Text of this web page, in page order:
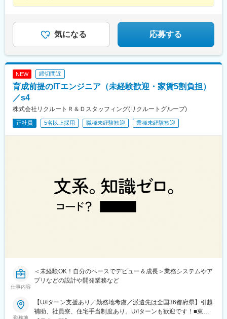
就業条件明示書で明示します）※自動車通勤OK（エリア・配属先
によって変動）
駅、武蔵浦和駅、浜町駅、浜松町駅、恵比寿駅、姫路駅、備前西
(東京都)、八丁堀駅(広島県)、白山駅(新潟県)、柏駅、博多駅、南
行徳駅、播磨町駅、日野駅(滋賀県)、日本大通り駅、日本橋駅(東
駅、東海通駅、島氏永駅、土橋駅(愛知県)、土浦駅、田町駅(東京
都)、田崎橋駅、天満橋駅、天満駅、天神橋筋六丁目駅、天神駅、
鶴見駅、鶴間駅、通町筋駅、追浜駅、長堀橋駅、長田駅(大阪府)、
下鉄)、中洲川端駅、中筋駅、竹田駅(京都府)、竹橋駅、池袋駅、
都)、大師橋駅、大崎駅、大阪ビジネスパーク駅、大阪駅、大濠公
青山一丁目駅、西明石駅、西梅田駅、西二見駅、西鉄福岡駅、西
中島南方駅、西大宮駅、西新町駅、西新宿駅、西小倉駅、西宮
駅、西浦和駅、桑園駅、バスセンター前駅、すすきの駅、生麦
駅、星川駅、成田駅、水道町駅、水天宮前駅、陣原駅、人形町
町駅(東京都)、勝どき駅、女学院前駅、初台駅、初石駅、秋葉原
駅、芝公園駅、汐留駅、市川駅、市ケ谷駅、四ツ谷駅、三郷駅(埼
田馬場駅、荒本駅、荒川沖駅、江坂駅、広島駅、広瀬通駅、向日
町駅、南郷１８丁目駅、勾当台公園駅、御茶ノ水駅、呉服町駅(福
気になる 応募する
NEW 締切間近
育成前提のITエンジニア（未経験歓迎・家賃5割負担）
／s4
株式会社リクルートＲ＆Ｄスタッフィング(リクルートグループ)
正社員 5名以上採用 職種未経験歓迎 業種未経験歓迎
仕事内容
＜未経験OK！自分のペースでデビュー＆成長＞業務システムやア
プリなどの設計や開発業務など
勤務地
【U/Iターン支援あり／勤務地考慮／派遣先は全国36都府県】引越
補助、社員寮、住宅手当制度あり。U/Iターンも歓迎です！■東北